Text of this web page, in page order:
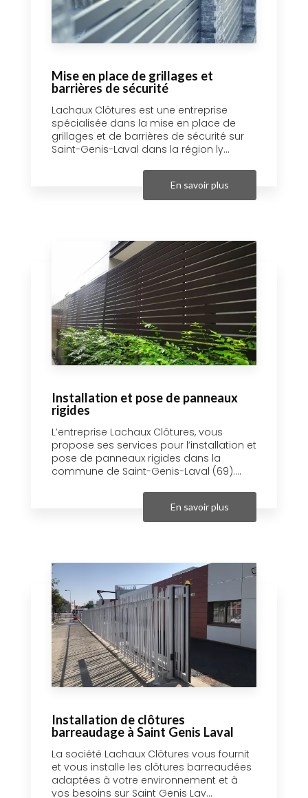
Mise en place de grillages et
barrières de sécurité
Lachaux Clôtures est une entreprise
spécialisée dans la mise en place de
grillages et de barrières de sécurité sur
Saint-Genis-Laval dans la région ly...
En savoir plus
Installation et pose de panneaux
rigides
L’entreprise Lachaux Clôtures, vous
propose ses services pour l’installation et
pose de panneaux rigides dans la
commune de Saint-Genis-Laval (69)....
En savoir plus
Installation de clôtures
barreaudage à Saint Genis Laval
La société Lachaux Clôtures vous fournit
et vous installe les clôtures barreaudées
adaptées à votre environnement et à
vos besoins sur Saint Genis Lav...